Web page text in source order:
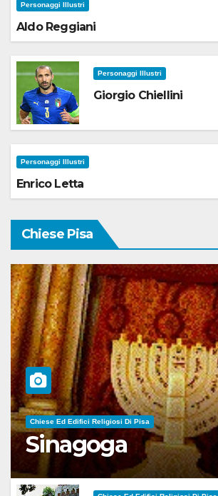
Personaggi Illustri
Aldo Reggiani
Personaggi Illustri
Giorgio Chiellini
Personaggi Illustri
Enrico Letta
Chiese Pisa
Chiese Ed Edifici Religiosi Di Pisa
Sinagoga